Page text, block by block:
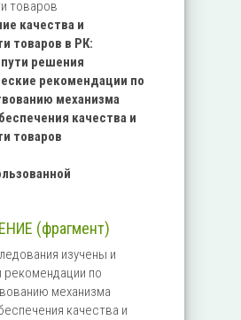
товаров
качества и
товаров в РК:
решения
рекомендации по
механизма
качества и
товаров
(фрагмент)
изучены и
рекомендации по
механизма
качества и